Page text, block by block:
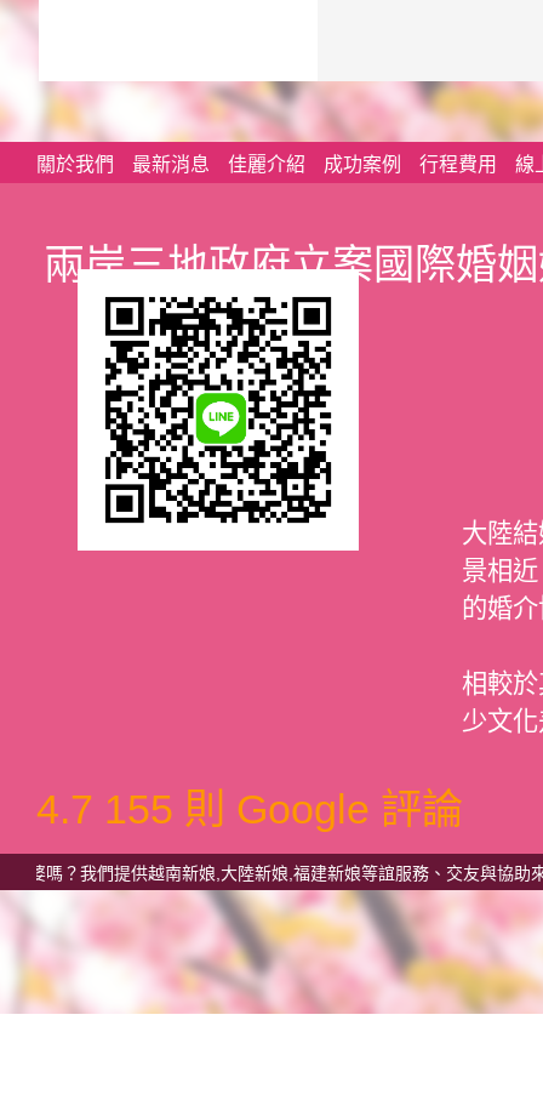
關於我們 最新消息 佳麗介紹 成功案例 行程費用 線
兩岸三地政府立案國際婚
大陸
景相
的婚
相較
少文
4.7 155 則 Google 評論
我們提供越南新娘,大陸新娘,福建新娘等誼服務、交友與協助來台